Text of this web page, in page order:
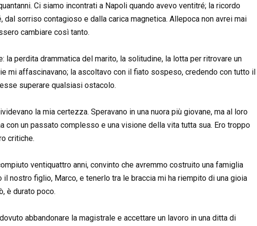
Ci siamo incontrati a Napoli quando avevo ventitré; la ricordo
dal sorriso contagioso e dalla carica magnetica. Allepoca non avrei mai
cambiare così tanto.
la perdita drammatica del marito, la solitudine, la lotta per ritrovare un
mi affascinavano; la ascoltavo con il fiato sospeso, credendo con tutto il
superare qualsiasi ostacolo.
la mia certezza. Speravano in una nuora più giovane, ma al loro
con un passato complesso e una visione della vita tutta sua. Ero troppo
critiche.
ventiquattro anni, convinto che avremmo costruito una famiglia
il nostro figlio, Marco, e tenerlo tra le braccia mi ha riempito di una gioia
è durato poco.
abbandonare la magistrale e accettare un lavoro in una ditta di